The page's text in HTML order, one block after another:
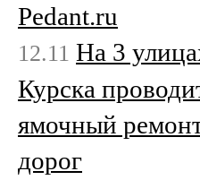
Pedant.ru
12.11 На 3
Курска
ямочный
дорог